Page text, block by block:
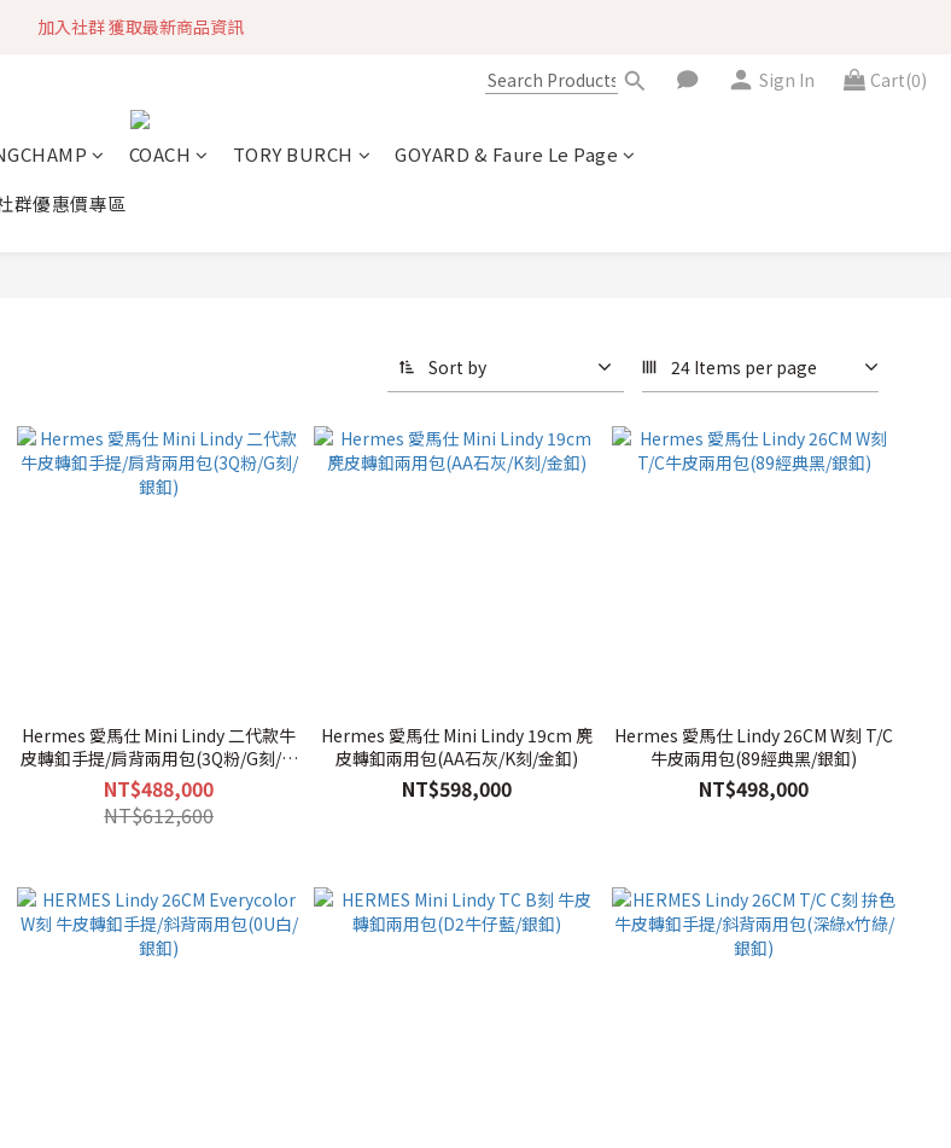
加入社群 獲取最新商品資訊
快速到貨 最新商品 回饋點數無上限
加入社群 獲取最新商品資訊
Sign In Cart(0)
COACH TORY BURCH
GOYARD & Faure Le Page
群優惠價專區
Sort by 24 Items per page
Hermes 愛馬仕 Mini Lindy 二代款牛
皮轉釦手提/肩背兩用包(3Q粉/G刻/銀
釦)
NT$488,000
NT$612,600
Hermes 愛馬仕 Mini Lindy 19cm 麂
皮轉釦兩用包(AA石灰/K刻/金釦)
NT$598,000
Hermes 愛馬仕 Lindy 26CM W刻 T/C
牛皮兩用包(89經典黑/銀釦)
NT$498,000